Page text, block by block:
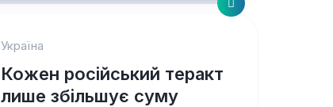
Україна
Кожен російський теракт
лише збільшує суму